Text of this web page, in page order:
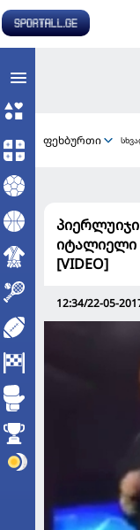
ფეხბურთი
იტალიელი
[VIDEO]
12:34/22-05-